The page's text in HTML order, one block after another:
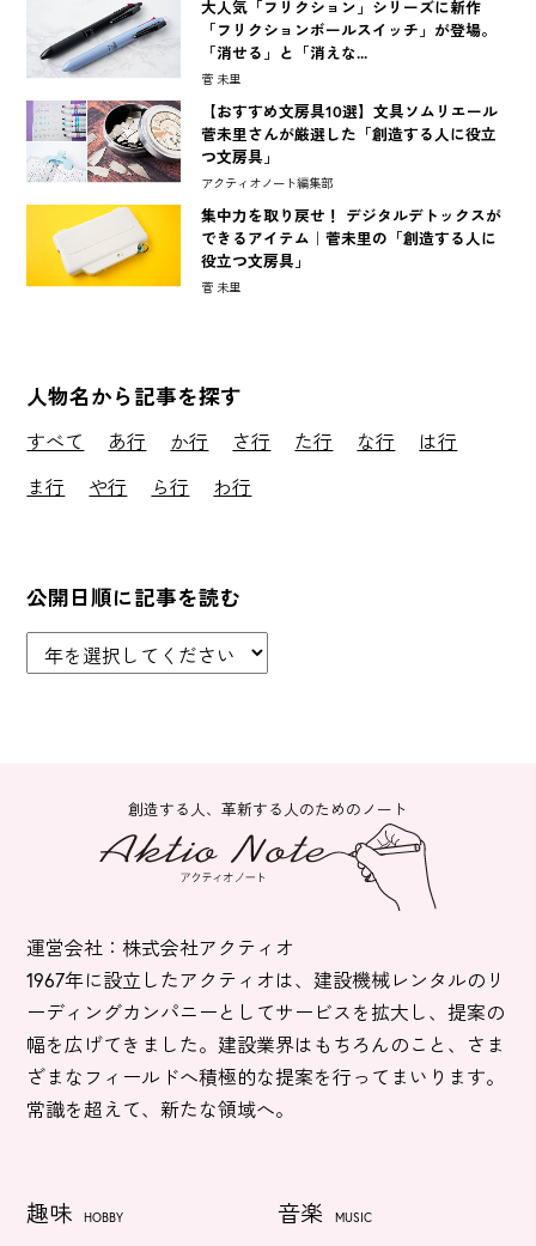
大人気「フリクション」シリーズに新作
「フリクションボールスイッチ」が登場。
「消せる」と「消えな...
菅 未里
【おすすめ文房具10選】文具ソムリエール
菅未里さんが厳選した「創造する人に役立
つ文房具」
アクティオノート編集部
集中力を取り戻せ！ デジタルデトックスが
できるアイテム｜菅未里の「創造する人に
役立つ文房具」
菅 未里
人物名から記事を探す
すべて あ行 か行 さ行 た行 な行
は行
ま行
や行 ら行 わ行
公開日順に記事を読む
創造する人、革新する人のためのノート
運営会社：株式会社アクティオ
1967年に設立したアクティオは、建設機械レンタルのリ
ーディングカンパニーとしてサービスを拡大し、提案の
幅を広げてきました。建設業界はもちろんのこと、さま
ざまなフィールドへ積極的な提案を行ってまいります。
常識を超えて、新たな領域へ。
趣味 HOBBY 音楽 MUSIC